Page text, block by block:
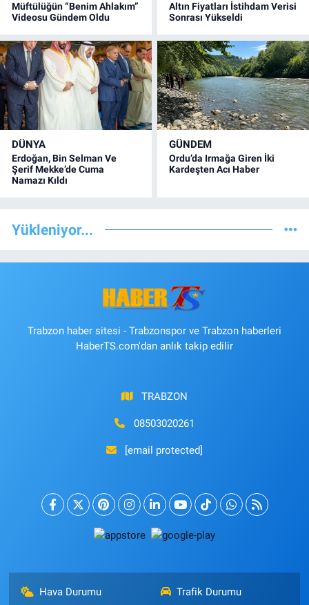
Müftülüğün “Benim Ahlakım”
Videosu Gündem Oldu
Altın Fiyatları İstihdam Verisi
Sonrası Yükseldi
DÜNYA
Erdoğan, Bin Selman Ve
Şerif Mekke’de Cuma
Namazı Kıldı
GÜNDEM
Ordu’da Irmağa Giren İki
Kardeşten Acı Haber
Yükleniyor...
Trabzon haber sitesi - Trabzonspor ve Trabzon haberleri
HaberTS.com'dan anlık takip edilir
TRABZON
08503020261
[email protected]
Hava Durumu Trafik Durumu